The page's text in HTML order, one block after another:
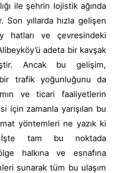
ile şehrin lojistik ağında
Son yıllarda hızla gelişen
hatları ve çevresindeki
adeta bir kavşak
Ancak bu gelişim,
bir trafik yoğunluğunu da
ve ticari faaliyetlerin
için zamanla yarışılan bu
yöntemleri ne yazık ki
İşte tam bu noktada
halkına ve esnafına
sunarak tüm bu ulaşım